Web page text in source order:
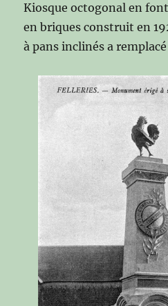
Kiosque octogonal en
en briques construit en
à pans inclinés a